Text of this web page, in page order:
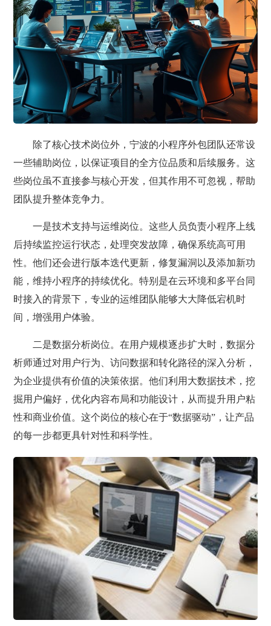
除了核心技术岗位外，宁波的小程序外包团队还常设
一些辅助岗位，以保证项目的全方位品质和后续服务。这
些岗位虽不直接参与核心开发，但其作用不可忽视，帮助
团队提升整体竞争力。
一是技术支持与运维岗位。这些人员负责小程序上线
后持续监控运行状态，处理突发故障，确保系统高可用
性。他们还会进行版本迭代更新，修复漏洞以及添加新功
能，维持小程序的持续优化。特别是在云环境和多平台同
时接入的背景下，专业的运维团队能够大大降低宕机时
间，增强用户体验。
二是数据分析岗位。在用户规模逐步扩大时，数据分
析师通过对用户行为、访问数据和转化路径的深入分析，
为企业提供有价值的决策依据。他们利用大数据技术，挖
掘用户偏好，优化内容布局和功能设计，从而提升用户粘
性和商业价值。这个岗位的核心在于“数据驱动”，让产品
的每一步都更具针对性和科学性。